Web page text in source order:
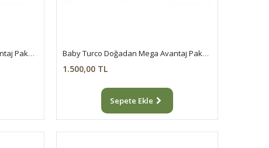
Baby Turco Doğadan Mega Avantaj Paketi Pofuduk Bebek Bezi 5 Numara Junior 234 Adet Baby Turco Doğadan Mega Avantaj Paketi Pofuduk Bebek Bezi 6 Numara Xlarge 186 Adet
1.500,00 TL
Sepete Ekle